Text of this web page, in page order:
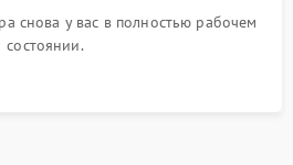
снова у вас в полностью рабочем
состоянии.